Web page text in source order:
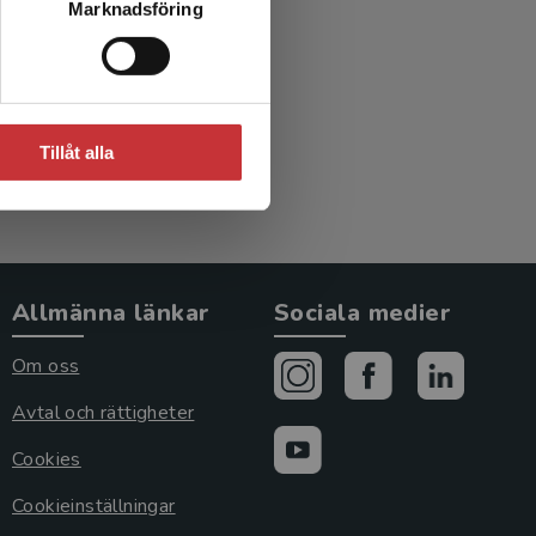
Marknadsföring
Tillåt alla
Allmänna länkar
Om oss
Avtal och rättigheter
Cookies
Cookieinställningar
Sociala medier